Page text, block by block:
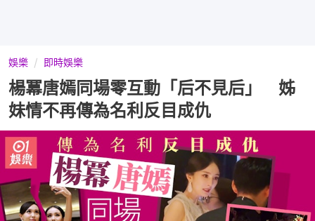
娛樂 即時娛樂
楊冪唐嫣同場零互動「后不見后」 姊
妹情不再傳為名利反目成仇